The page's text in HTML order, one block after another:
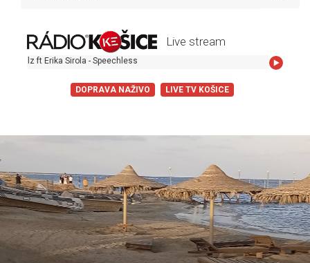
Live stream
ft Erika Sirola - Speechless
DOPRAVA NAŽIVO LIVE TV KOŠICE